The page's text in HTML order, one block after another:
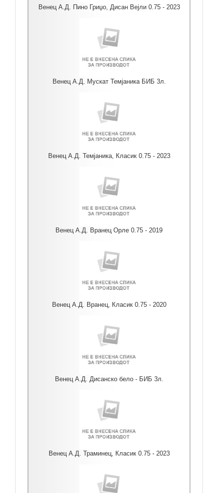
Венец А.Д. Пино Гриџо, Дисан Вејли 0.75 - 2023
Венец А.Д. Мускат Темјаника БИБ 3л.
Венец А.Д. Темјаника, Класик 0.75 - 2023
Венец А.Д. Вранец Орле 0.75 - 2019
Венец А.Д. Вранец, Класик 0.75 - 2020
Венец А.Д. Дисанско бело - БИБ 3л.
Венец А.Д. Траминец, Класик 0.75 - 2023